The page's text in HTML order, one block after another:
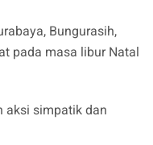
Bungurasih,
pada masa libur Natal
aksi simpatik dan